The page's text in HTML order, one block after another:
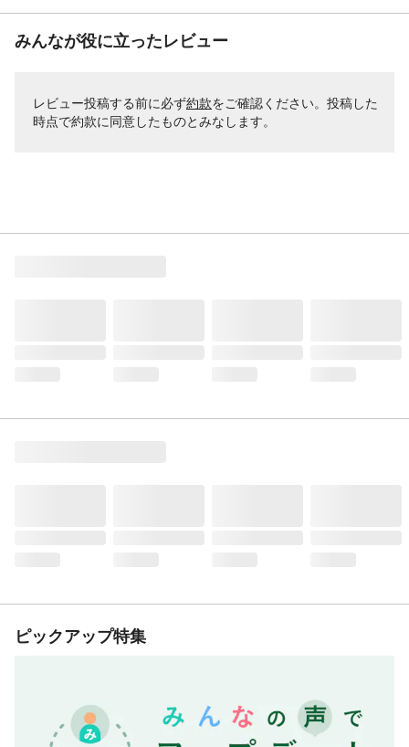
みんなが役に立ったレビュー
レビュー投稿する前に必ず約款をご確認ください。投稿した
時点で約款に同意したものとみなします。
ピックアップ特集